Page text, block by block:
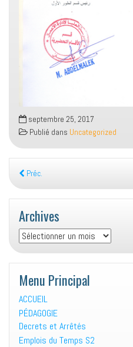
septembre 25, 2017
Publié dans Uncategorized
Préc.
Archives
Archives
Menu Principal
ACCUEIL
PÉDAGOGIE
Decrets et Arrêtés
Emplois du Temps S2